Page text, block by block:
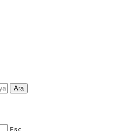
Ara
Esc